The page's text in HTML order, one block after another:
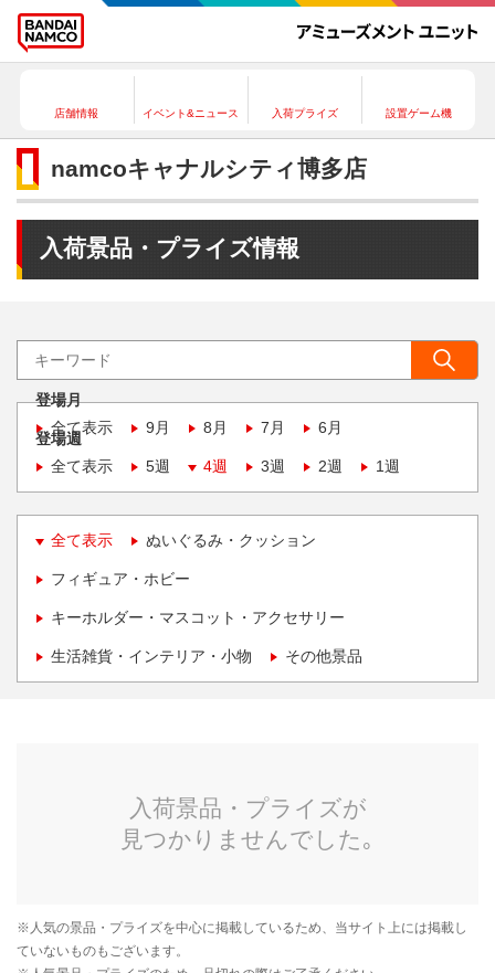
店舗情報 イベント&ニュース 入荷プライズ 設置ゲーム機
namcoキャナルシティ博多店
入荷景品・プライズ情報
登場月
全て表示
9月 8月 7月 6月
登場週
全て表示
5週 4週 3週 2週 1週
全て表示 ぬいぐるみ・クッション
フィギュア・ホビー
キーホルダー・マスコット・アクセサリー
生活雑貨・インテリア・小物 その他景品